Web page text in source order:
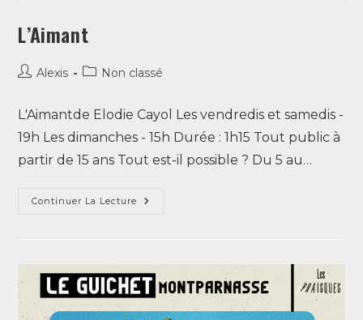
L’Aimant
Alexis Non classé
L'Aimantde Elodie Cayol Les vendredis et samedis -
19h Les dimanches - 15h Durée : 1h15 Tout public à
partir de 15 ans Tout est-il possible ? Du 5 au…
Continuer La Lecture